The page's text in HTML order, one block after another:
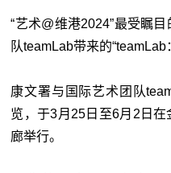
“艺术@维港2024”最受瞩
队teamLab带来的“teamLab
康文署与国际艺术团队
览，于3月25日至6月2日
廊举行。